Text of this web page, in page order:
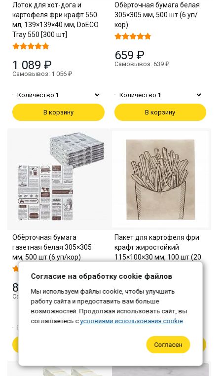
Лоток для хот-дога и
картофеля фри крафт 550
мл, 139×139×40 мм, DoECO
Tray 550 [300 шт]
1 089 ₽
Самовывоз: 1 056 ₽
Количество:1
В корзину
Обёрточная бумага белая
305×305 мм, 500 шт (6 уп/
кор)
659 ₽
Самовывоз: 639 ₽
Количество:1
В корзину
Обёрточная бумага
газетная белая 305×305
мм, 500 шт (6 уп/кор)
831 ₽
Самовывоз: 806 ₽
Количество:
Пакет для картофеля фри
крафт жиростойкий
115×100×30 мм, 100 шт (20
108 ₽
В корзину
Согласие на обработку cookie файлов
Мы используем файлы cookie, чтобы улучшить
работу сайта и предоставить вам больше
возможностей. Продолжая использовать сайт, вы
соглашаетесь сусловиями использования cookie.
Согласен